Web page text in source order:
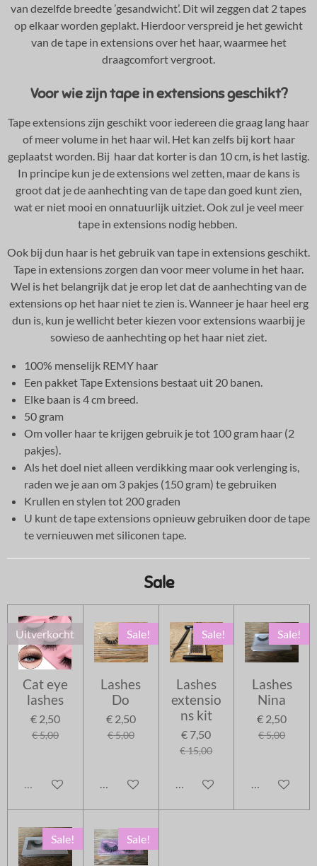
van dezelfde breedte ’gesandwicht’. Dit wil zeggen dat 2 tapes
op elkaar worden geplakt. Hierdoor verspreid je het gewicht
van de tape in extensions over het haar, waarmee het
draagcomfort vergroot.
Voor wie zijn tape in extensions geschikt?
Tape extensions zijn geschikt voor iedereen die graag lang haar
of meer volume in het haar wil. Het kan zelfs bij kort haar
geplaatst worden. Bij haar dat korter is dan 10 cm, is het lastig.
In principe kun je de extensions wel zetten, maar de kans is
groot dat je de aanhechting van de tape dan goed kunt zien,
wat er niet mooi en onnatuurlijk uitziet. Ook zul je veel meer
tape in extensions nodig hebben.
Ook bij dun haar is het gebruik van tape in extensions geschikt.
Tape in extensions zorgen dan voor meer volume in het haar.
Wel is het belangrijk dat je erop let dat de aanhechting van de
extensions op het haar niet te zien is. Wanneer je haar heel erg
dun is, kun je wellicht beter kiezen voor extensions waarbij je
sowieso de aanhechting op het haar niet ziet.
100% menselijk REMY haar
Een pakket Tape Extensions bestaat uit 20 banen.
Elke baan is 4 cm breed.
50 gram
Om voller haar te krijgen gebruik je tot 100 gram haar (2
pakjes).
Als het doel niet alleen verdikking maar ook verlenging is,
raden we je aan om 3 pakjes (150 gram) te gebruiken
Krullen en stylen tot 200 graden
U kunt de tape extensions opnieuw gebruiken door de tape
te vernieuwen met siliconen tape.
Sale
Uitverkocht
Cat eye
lashes
€ 2,50
€ 5,00
Uitverkocht
Sale!
Lashes
Do
€ 2,50
€ 5,00
In winkelwagen
Sale!
Lashes
extensio
ns kit
€ 7,50
€ 15,00
In winkelwagen
Sale!
Lashes
Nina
€ 2,50
€ 5,00
In
Sale! Sale!